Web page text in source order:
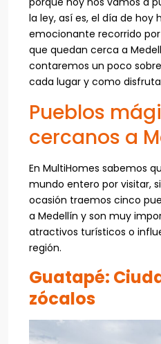
la ley, así es, el día de hoy
emocionante recorrido
que quedan cerca a
contaremos un poco
cada lugar y como
Pueblos
cercanos a
En MultiHomes sabemos
mundo entero por visitar,
ocasión traemos cinco
a Medellín y son muy
atractivos turísticos o
región.
Guatapé:
zócalos